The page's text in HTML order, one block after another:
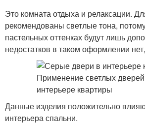
Это комната отдыха и релаксации.
рекомендованы светлые тона,
пастельных оттенках будут лишь
недостатков в таком оформлении
Данные изделия положительно
интерьера спальни.